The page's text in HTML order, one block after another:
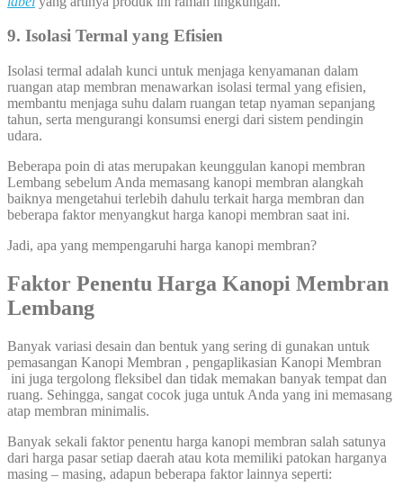
9. Isolasi Termal yang Efisien
Isolasi termal adalah kunci untuk menjaga kenyamanan dalam
ruangan atap membran menawarkan isolasi termal yang efisien,
membantu menjaga suhu dalam ruangan tetap nyaman sepanjang
tahun, serta mengurangi konsumsi energi dari sistem pendingin
udara.
Beberapa poin di atas merupakan keunggulan kanopi membran
Lembang sebelum Anda memasang kanopi membran alangkah
baiknya mengetahui terlebih dahulu terkait harga membran dan
beberapa faktor menyangkut harga kanopi membran saat ini.
Jadi, apa yang mempengaruhi harga kanopi membran?
Faktor Penentu Harga Kanopi Membran
Lembang
Banyak variasi desain dan bentuk yang sering di gunakan untuk
pemasangan Kanopi Membran , pengaplikasian Kanopi Membran
ini juga tergolong fleksibel dan tidak memakan banyak tempat dan
ruang. Sehingga, sangat cocok juga untuk Anda yang ini memasang
atap membran minimalis.
Banyak sekali faktor penentu harga kanopi membran salah satunya
dari harga pasar setiap daerah atau kota memiliki patokan harganya
masing – masing, adapun beberapa faktor lainnya seperti: